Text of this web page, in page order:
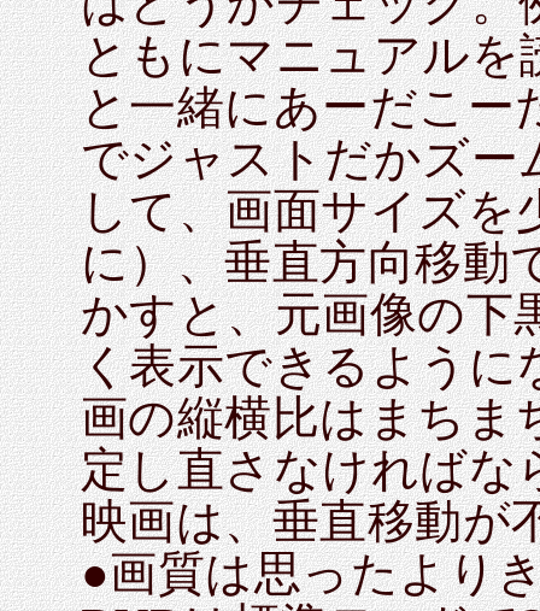
ともにマニュアルを
と一緒にあーだこー
でジャストだかズー
して、画面サイズを
に）、垂直方向移動
かすと、元画像の下
く表示できるように
画の縦横比はまちま
定し直さなければな
映画は、垂直移動が
●画質は思ったより